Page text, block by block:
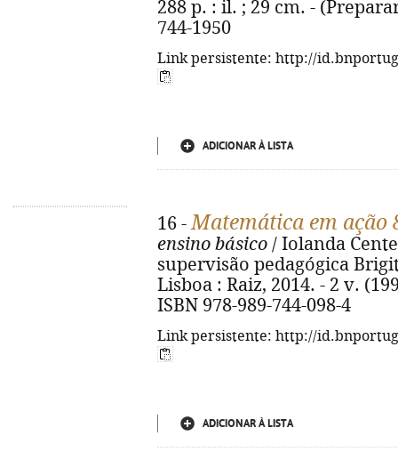
288 p. : il. ; 29 cm. -
744-1950
Link persistente: http://
ADICIONAR À LISTA
16 -Matemática em ação
ensino básico / Iolanda
supervisão pedagógica
Lisboa : Raiz, 2014. - 2 v.
ISBN 978-989-744-098-4
Link persistente: http://
ADICIONAR À LISTA